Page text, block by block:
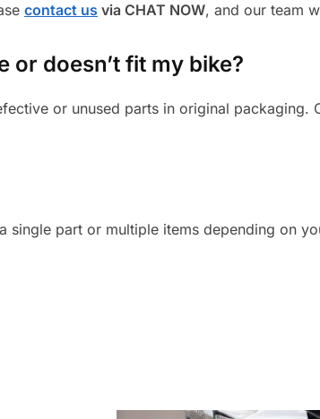
contact us via CHAT NOW, and our team
or doesn’t fit my bike?
or unused parts in original packaging.
single part or multiple items depending on